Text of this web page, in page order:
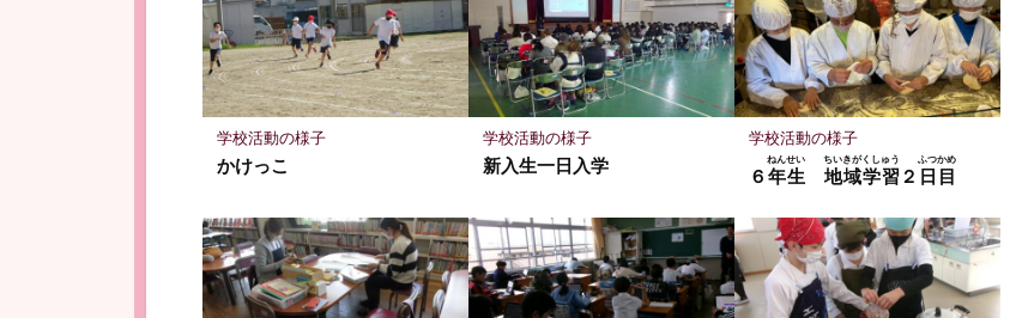
ー
ク
に
保
学校活動の様子
かけっこ
学校活動の様子
新入生一日入学
学校活動の様子
６ 年生
ねんせい
地域学習
ちいきがくしゅう
２ 日目
ふつかめ